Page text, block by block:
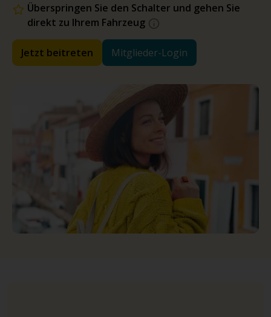
Überspringen Sie den Schalter und gehen Sie
direkt zu Ihrem Fahrzeug
Jetzt beitreten Mitglieder-Login